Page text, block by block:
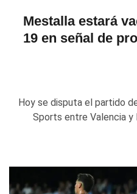
Mestalla estará
19 en señal de
Hoy se disputa el partido
Sports entre Valencia y